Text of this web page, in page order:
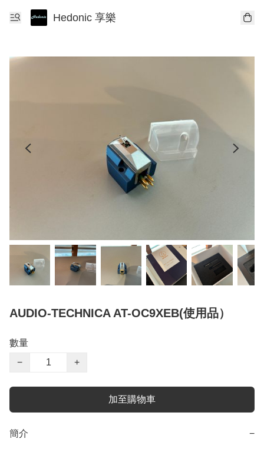
Hedonic 享樂
AUDIO-TECHNICA AT-OC9XEB(使用品）
數量
−
+
加至購物車
簡介 −